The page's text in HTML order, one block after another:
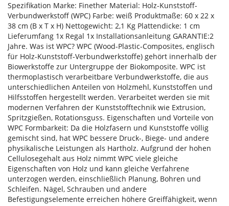
Spezifikation Marke: Finether Material: Holz-Kunststoff-
Verbundwerkstoff (WPC) Farbe: weiß Produktmaße: 60 x 22 x
38 cm (B x T x H) Nettogewicht: 2,1 Kg Plattendicke: 1 cm
Lieferumfang 1x Regal 1x Installationsanleitung GARANTIE:2
Jahre. Was ist WPC? WPC (Wood-Plastic-Composites, englisch
für Holz-Kunststoff-Verbundwerkstoffe) gehört innerhalb der
Biowerkstoffe zur Untergruppe der Biokomposite. WPC ist
thermoplastisch verarbeitbare Verbundwerkstoffe, die aus
unterschiedlichen Anteilen von Holzmehl, Kunststoffen und
Hilfsstoffen hergestellt werden. Verarbeitet werden sie mit
modernen Verfahren der Kunststofftechnik wie Extrusion,
Spritzgießen, Rotationsguss. Eigenschaften und Vorteile von
WPC Formbarkeit: Da die Holzfasern und Kunststoffe völlig
gemischt sind, hat WPC bessere Druck-, Biege- und andere
physikalische Leistungen als Hartholz. Aufgrund der hohen
Cellulosegehalt aus Holz nimmt WPC viele gleiche
Eigenschaften von Holz und kann gleiche Verfahrene
unterzogen werden, einschließlich Planung, Bohren und
Schleifen. Nägel, Schrauben und andere
Befestigungselemente erreichen höhere Greiffähigkeit, wenn